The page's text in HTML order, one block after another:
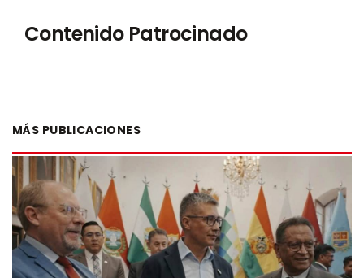
Contenido Patrocinado
MÁS PUBLICACIONES